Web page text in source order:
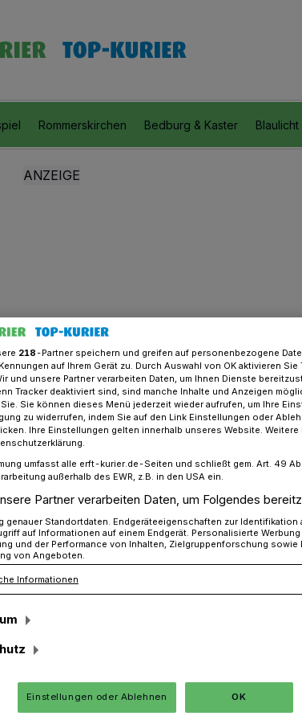
Rommerskirchen Bedburg & Kaster Blaulicht
Vorschriften für Vorgärten: Wasserundurchlässige
Vorschriften
Vliese
Fraktionsvorsitzender der "Grünen" im
218-Partner speichern und greifen auf personenbezogene
auf Ihrem Gerät zu. Durch Auswahl von OK aktivieren
und unsere Partner verarbeiten Daten, um Ihnen Dienste
Tracker deaktiviert sind, sind manche Inhalte und Anzeigen
Sie können dieses Menü jederzeit wieder aufrufen, um Ihre
zu widerrufen, indem Sie auf den Link Einstellungen oder
Ihre Einstellungen gelten innerhalb unseres Website.
umfasst alle erft-kurier.de-Seiten und schließt gem. Art. 49
außerhalb des EWR, z.B. in den USA ein.
Partner verarbeiten Daten, um Folgendes
genauer Standortdaten. Endgeräteeigenschaften zur Identifikation
auf Informationen auf einem Endgerät. Personalisierte
und der Performance von Inhalten, Zielgruppenforschung sowie
von Angeboten.
Informationen
Einstellungen oder Ablehnen OK